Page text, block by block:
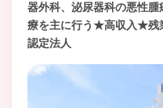
器外科、泌尿器科の悪性
療を主に行う★高収入★残
認定法人